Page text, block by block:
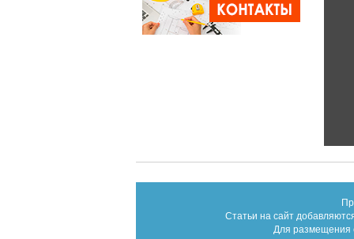
Статьи на сайт
Для размещения